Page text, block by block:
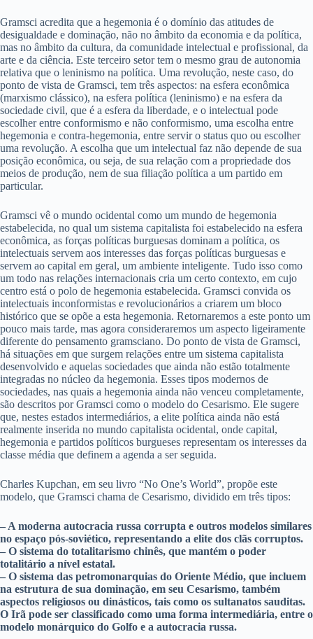
Gramsci acredita que a hegemonia é o domínio das atitudes de
desigualdade e dominação, não no âmbito da economia e da política,
mas no âmbito da cultura, da comunidade intelectual e profissional, da
arte e da ciência. Este terceiro setor tem o mesmo grau de autonomia
relativa que o leninismo na política. Uma revolução, neste caso, do
ponto de vista de Gramsci, tem três aspectos: na esfera econômica
(marxismo clássico), na esfera política (leninismo) e na esfera da
sociedade civil, que é a esfera da liberdade, e o intelectual pode
escolher entre conformismo e não conformismo, uma escolha entre
hegemonia e contra-hegemonia, entre servir o status quo ou escolher
uma revolução. A escolha que um intelectual faz não depende de sua
posição econômica, ou seja, de sua relação com a propriedade dos
meios de produção, nem de sua filiação política a um partido em
particular.
Gramsci vê o mundo ocidental como um mundo de hegemonia
estabelecida, no qual um sistema capitalista foi estabelecido na esfera
econômica, as forças políticas burguesas dominam a política, os
intelectuais servem aos interesses das forças políticas burguesas e
servem ao capital em geral, um ambiente inteligente. Tudo isso como
um todo nas relações internacionais cria um certo contexto, em cujo
centro está o polo de hegemonia estabelecida. Gramsci convida os
intelectuais inconformistas e revolucionários a criarem um bloco
histórico que se opõe a esta hegemonia. Retornaremos a este ponto um
pouco mais tarde, mas agora consideraremos um aspecto ligeiramente
diferente do pensamento gramsciano. Do ponto de vista de Gramsci,
há situações em que surgem relações entre um sistema capitalista
desenvolvido e aquelas sociedades que ainda não estão totalmente
integradas no núcleo da hegemonia. Esses tipos modernos de
sociedades, nas quais a hegemonia ainda não venceu completamente,
são descritos por Gramsci como o modelo do Cesarismo. Ele sugere
que, nestes estados intermediários, a elite política ainda não está
realmente inserida no mundo capitalista ocidental, onde capital,
hegemonia e partidos políticos burgueses representam os interesses da
classe média que definem a agenda a ser seguida.
Charles Kupchan, em seu livro “No One’s World”, propõe este
modelo, que Gramsci chama de Cesarismo, dividido em três tipos:
– A moderna autocracia russa corrupta e outros modelos similares
no espaço pós-soviético, representando a elite dos clãs corruptos.
– O sistema do totalitarismo chinês, que mantém o poder
totalitário a nível estatal.
– O sistema das petromonarquias do Oriente Médio, que incluem
na estrutura de sua dominação, em seu Cesarismo, também
aspectos religiosos ou dinásticos, tais como os sultanatos sauditas.
O Irã pode ser classificado como uma forma intermediária, entre o
modelo monárquico do Golfo e a autocracia russa.